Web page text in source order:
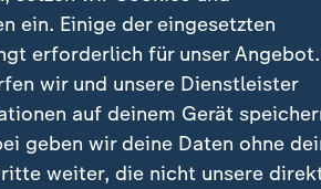
dem 7. Oktober 2023 seien
bei militärischen Operationen
an Nietzard wegen
ein. Einige der eingesetzten
erforderlich für unser
wir und unsere Dienstleister
auf deinem Gerät
geben wir deine Daten ohne
weiter, die nicht unsere